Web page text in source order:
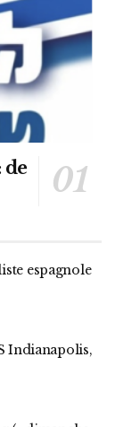
de
espagnole
Indianapolis,